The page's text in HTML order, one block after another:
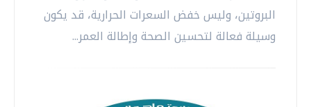
البروتين، وليس خفض السعرات الحرارية، قد يكون
وسيلة فعالة لتحسين الصحة وإطالة العمر...